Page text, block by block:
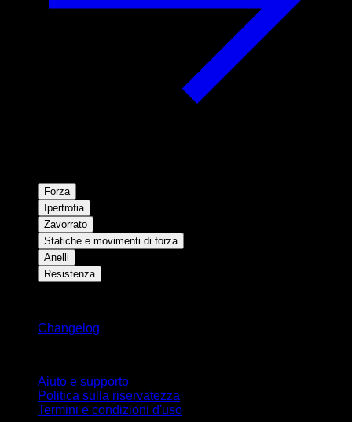
Forza
Ipertrofia
Zavorrato
Statiche e movimenti di forza
Anelli
Resistenza
Changelog
Aiuto e supporto
Politica sulla riservatezza
Termini e condizioni d'uso